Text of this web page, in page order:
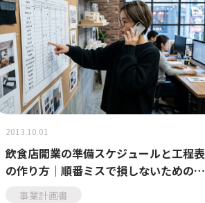
2013.10.01
飲食店開業の準備スケジュールと工程表
の作り方｜順番ミスで損しないための段
取り術
事業計画書